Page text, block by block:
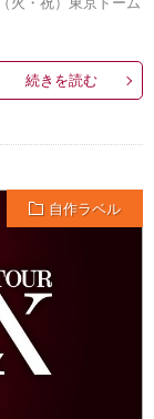
続きを読む
自作ラベル